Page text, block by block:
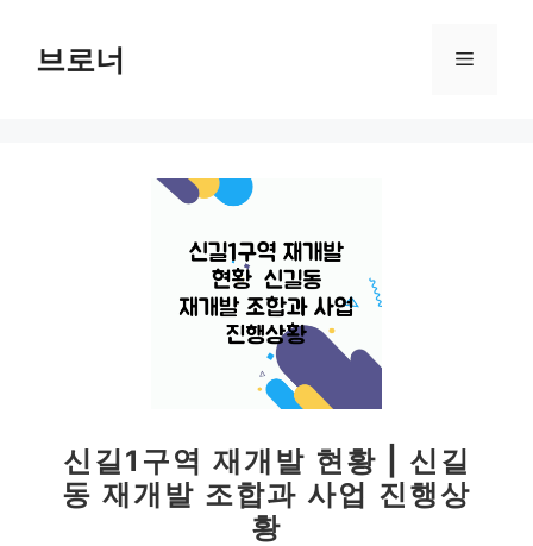
브로너 메
신길1구역 재개발 현황 | 신길
동 재개발 조합과 사업 진행상
황